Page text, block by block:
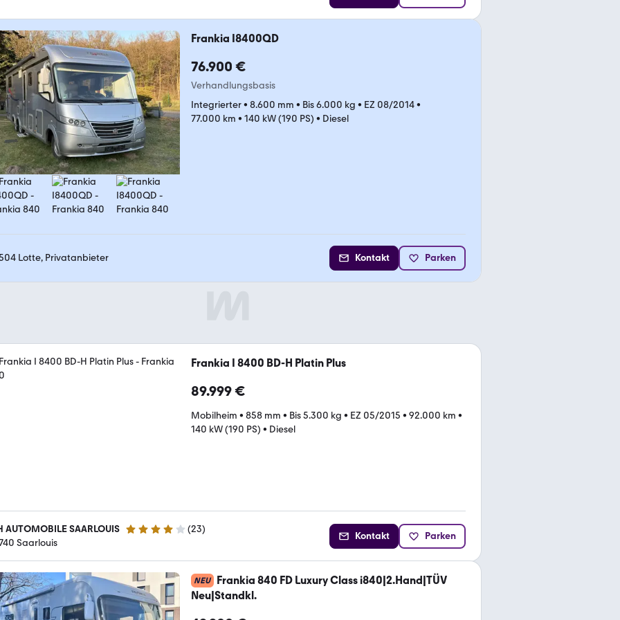
Frankia I8400QD
76.900 €
Verhandlungsbasis
Integrierter• 8.600 mm • Bis 6.000 kg • EZ 08/2014•
77.000 km • 140 kW (190 PS) • Diesel
Lotte, Privatanbieter Kontakt Parken
Frankia I 8400 BD-H Platin Plus
89.999 €
Mobilheim • 858 mm • Bis 5.300 kg • EZ 05/2015 • 92.000 km •
140 kW (190 PS) • Diesel
AUTOMOBILE SAARLOUIS 4.2 Sterne (23)
Saarlouis
Kontakt Parken
NEU
Frankia 840 FD Luxury Class i840|2.Hand|TÜV
Neu|Standkl.